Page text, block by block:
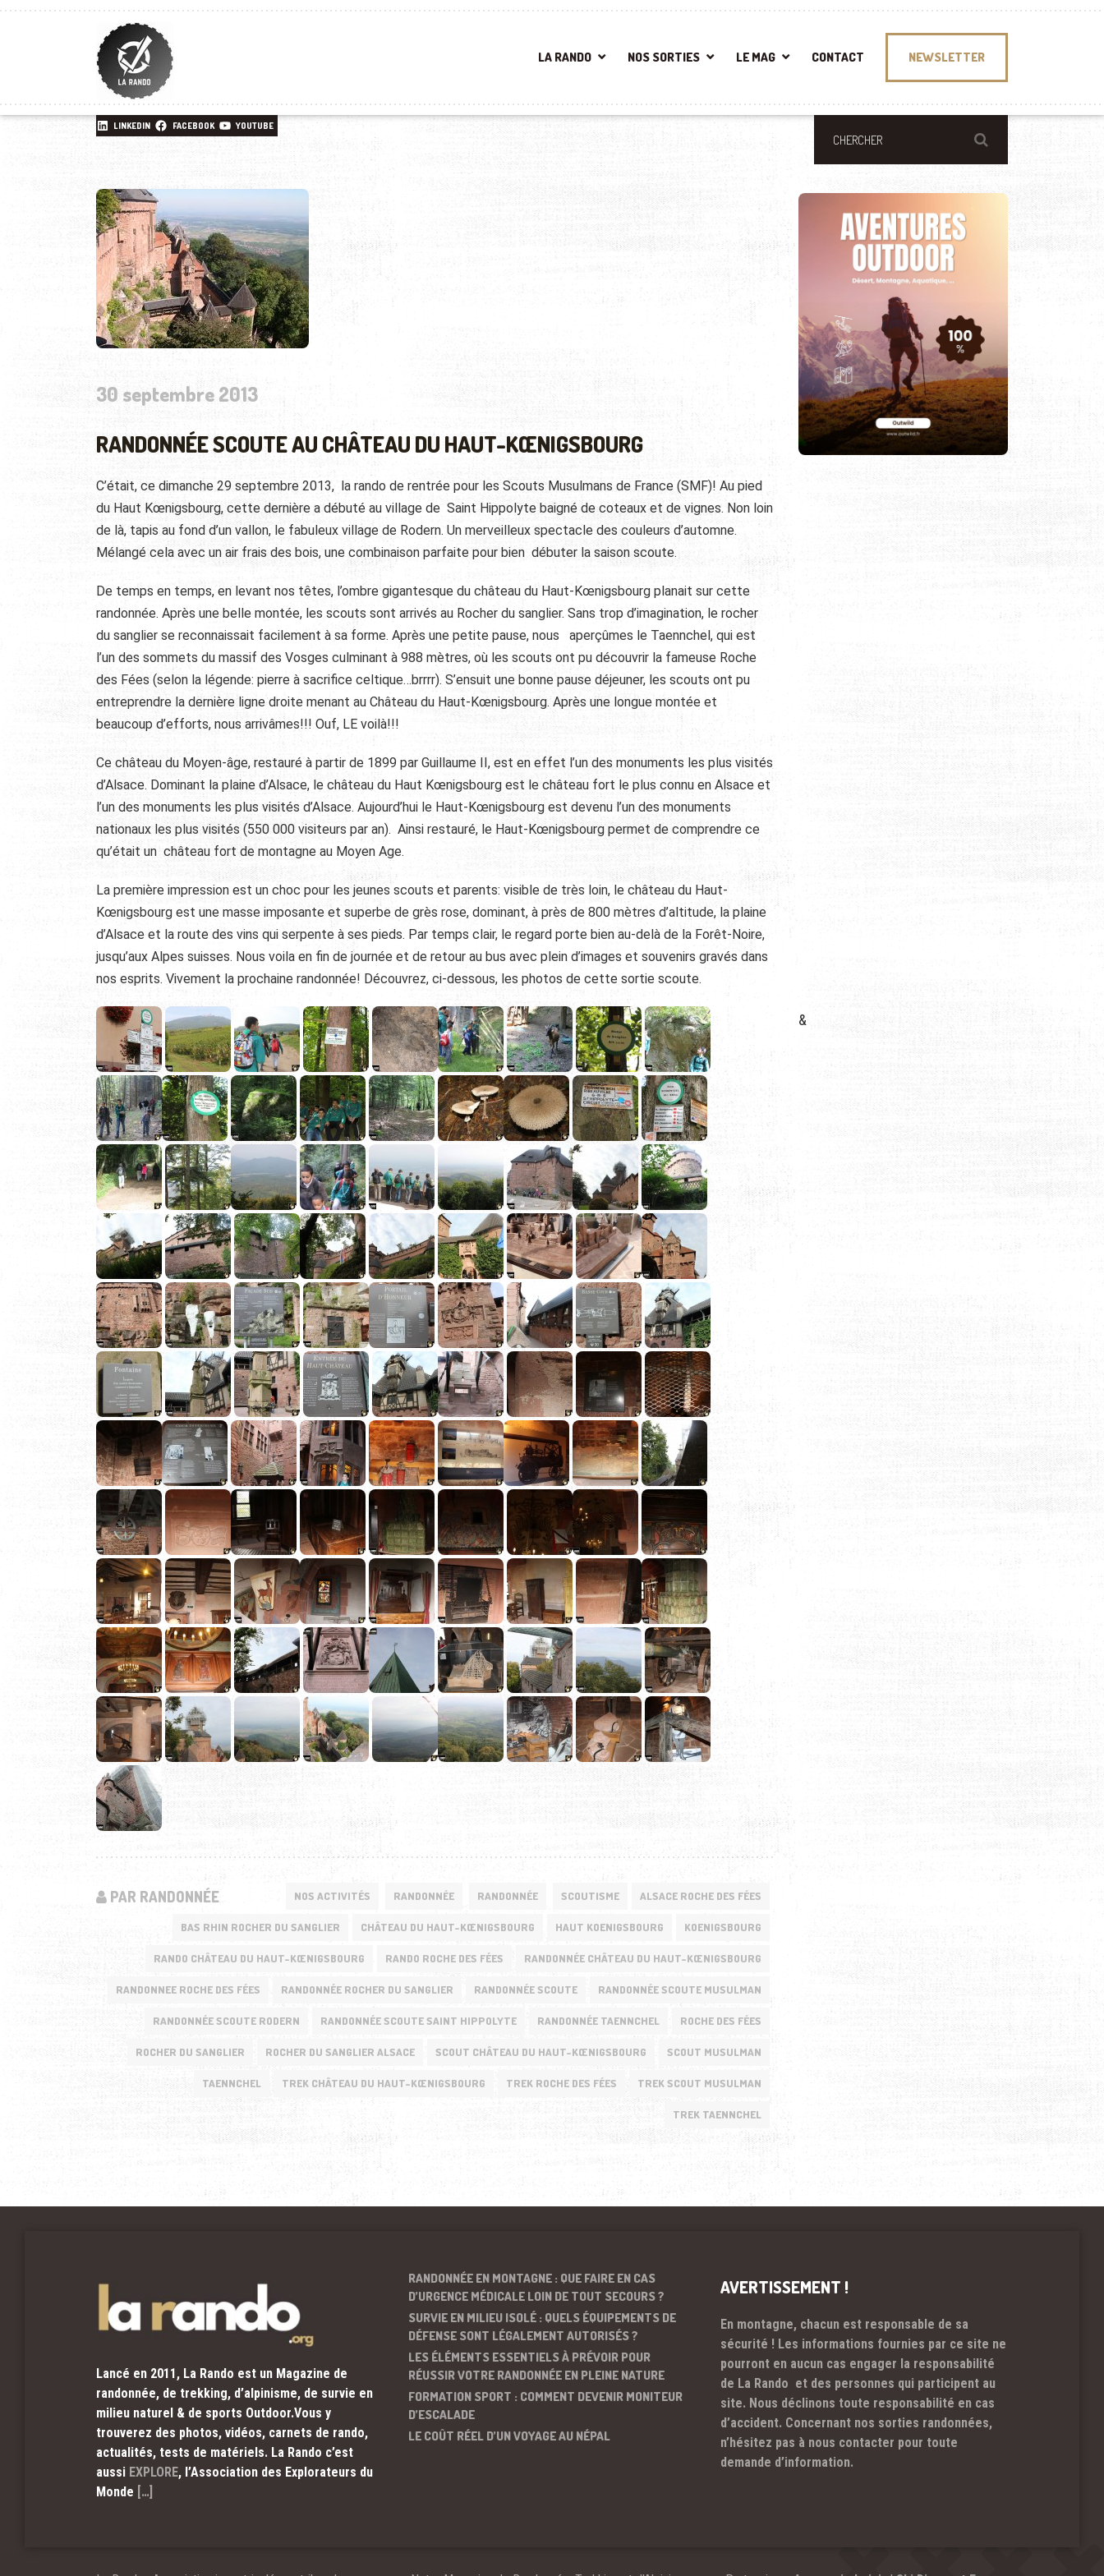
LA RANDO NOS SORTIES LE MAG CONTACT NEWSLETTER
LINKEDIN FACEBOOK YOUTUBE
30 septembre 2013
RANDONNÉE SCOUTE AU CHÂTEAU DU HAUT-KŒNIGSBOURG
C’était, ce dimanche 29 septembre 2013, la rando de rentrée pour les Scouts Musulmans de France (SMF)! Au pied
du Haut Kœnigsbourg, cette dernière a débuté au village de Saint Hippolyte baigné de coteaux et de vignes. Non loin
de là, tapis au fond d’un vallon, le fabuleux village de Rodern. Un merveilleux spectacle des couleurs d’automne.
Mélangé cela avec un air frais des bois, une combinaison parfaite pour bien débuter la saison scoute.
De temps en temps, en levant nos têtes, l’ombre gigantesque du château du Haut-Kœnigsbourg planait sur cette
randonnée. Après une belle montée, les scouts sont arrivés au Rocher du sanglier. Sans trop d’imagination, le rocher
du sanglier se reconnaissait facilement à sa forme. Après une petite pause, nous aperçûmes le Taennchel, qui est
l’un des sommets du massif des Vosges culminant à 988 mètres, où les scouts ont pu découvrir la fameuse Roche
des Fées (selon la légende: pierre à sacrifice celtique…brrrr). S’ensuit une bonne pause déjeuner, les scouts ont pu
entreprendre la dernière ligne droite menant au Château du Haut-Kœnigsbourg. Après une longue montée et
beaucoup d’efforts, nous arrivâmes!!! Ouf, LE voilà!!!
Ce château du Moyen-âge, restauré à partir de 1899 par Guillaume II, est en effet l’un des monuments les plus visités
d’Alsace. Dominant la plaine d’Alsace, le château du Haut Kœnigsbourg est le château fort le plus connu en Alsace et
l’un des monuments les plus visités d’Alsace. Aujourd’hui le Haut-Kœnigsbourg est devenu l’un des monuments
nationaux les plus visités (550 000 visiteurs par an). Ainsi restauré, le Haut-Kœnigsbourg permet de comprendre ce
qu’était un château fort de montagne au Moyen Age.
La première impression est un choc pour les jeunes scouts et parents: visible de très loin, le château du Haut-
Kœnigsbourg est une masse imposante et superbe de grès rose, dominant, à près de 800 mètres d’altitude, la plaine
d’Alsace et la route des vins qui serpente à ses pieds. Par temps clair, le regard porte bien au-delà de la Forêt-Noire,
jusqu’aux Alpes suisses. Nous voila en fin de journée et de retour au bus avec plein d’images et souvenirs gravés dans
nos esprits. Vivement la prochaine randonnée! Découvrez, ci-dessous, les photos de cette sortie scoute.
PAR RANDONNÉE NOS ACTIVITÉS RANDONNÉE RANDONNÉE SCOUTISME ALSACE ROCHE DES FÉES
BAS RHIN ROCHER DU SANGLIER CHÂTEAU DU HAUT-KŒNIGSBOURG HAUT KOENIGSBOURG KOENIGSBOURG
RANDO CHÂTEAU DU HAUT-KŒNIGSBOURG RANDO ROCHE DES FÉES RANDONNÉE CHÂTEAU DU HAUT-KŒNIGSBOURG
RANDONNEE ROCHE DES FÉES RANDONNÉE ROCHER DU SANGLIER RANDONNÉE SCOUTE RANDONNÉE SCOUTE MUSULMAN
RANDONNÉE SCOUTE RODERN RANDONNÉE SCOUTE SAINT HIPPOLYTE RANDONNÉE TAENNCHEL ROCHE DES FÉES
ROCHER DU SANGLIER ROCHER DU SANGLIER ALSACE SCOUT CHÂTEAU DU HAUT-KŒNIGSBOURG SCOUT MUSULMAN
TAENNCHEL TREK CHÂTEAU DU HAUT-KŒNIGSBOURG TREK ROCHE DES FÉES TREK SCOUT MUSULMAN
TREK TAENNCHEL
&
Lancé en 2011, La Rando est un Magazine de
randonnée, de trekking, d’alpinisme, de survie en
milieu naturel & de sports Outdoor.Vous y
trouverez des photos, vidéos, carnets de rando,
actualités, tests de matériels. La Rando c’est
aussi EXPLORE, l’Association des Explorateurs du
Monde […]
RANDONNÉE EN MONTAGNE : QUE FAIRE EN CAS
D’URGENCE MÉDICALE LOIN DE TOUT SECOURS ?
SURVIE EN MILIEU ISOLÉ : QUELS ÉQUIPEMENTS DE
DÉFENSE SONT LÉGALEMENT AUTORISÉS ?
LES ÉLÉMENTS ESSENTIELS À PRÉVOIR POUR
RÉUSSIR VOTRE RANDONNÉE EN PLEINE NATURE
FORMATION SPORT : COMMENT DEVENIR MONITEUR
D’ESCALADE
LE COÛT RÉEL D’UN VOYAGE AU NÉPAL
AVERTISSEMENT !
En montagne, chacun est responsable de sa
sécurité ! Les informations fournies par ce site ne
pourront en aucun cas engager la responsabilité
de La Rando et des personnes qui participent au
site. Nous déclinons toute responsabilité en cas
d’accident. Concernant nos sorties randonnées,
n’hésitez pas à nous contacter pour toute
demande d’information.